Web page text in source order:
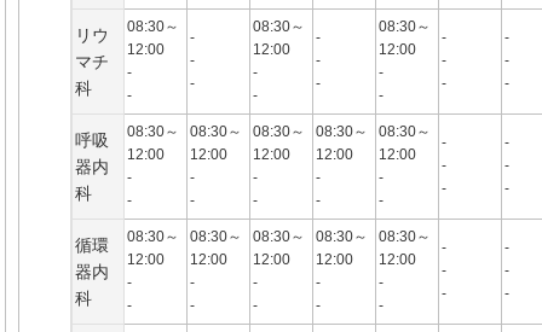
リウ
マチ
科
08:30～
12:00
-
-
-
-
-
08:30～
12:00
-
-
-
-
-
08:30～
12:00
-
-
-
-
-
-
-
-
呼吸
器内
科
08:30～
12:00
-
-
08:30～
12:00
-
-
08:30～
12:00
-
-
08:30～
12:00
-
-
08:30～
12:00
-
-
-
-
-
-
-
-
循環
器内
科
08:30～
12:00
-
-
08:30～
12:00
-
-
08:30～
12:00
-
-
08:30～
12:00
-
-
08:30～
12:00
-
-
-
-
-
-
-
-